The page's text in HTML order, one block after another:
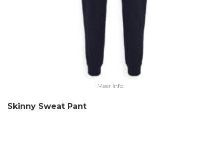
Meer Info
Skinny Sweat Pant